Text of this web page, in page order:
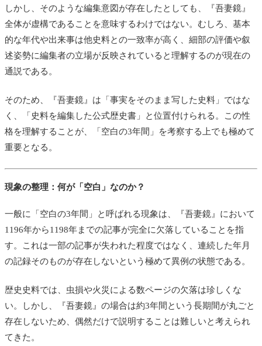
しかし、そのような編集意図が存在したとしても、『吾妻鏡』
全体が虚構であることを意味するわけではない。むしろ、基本
的な年代や出来事は他史料との一致率が高く、細部の評価や叙
述姿勢に編集者の立場が反映されていると理解するのが現在の
通説である。
そのため、『吾妻鏡』は「事実をそのまま写した史料」ではな
く、「史料を編集した公式歴史書」と位置付けられる。この性
格を理解することが、「空白の3年間」を考察する上でも極めて
重要となる。
現象の整理：何が「空白」なのか？
一般に「空白の3年間」と呼ばれる現象は、『吾妻鏡』において
1196年から1198年までの記事が完全に欠落していることを指
す。これは一部の記事が失われた程度ではなく、連続した年月
の記録そのものが存在しないという極めて異例の状態である。
歴史史料では、虫損や火災による数ページの欠落は珍しくな
い。しかし、『吾妻鏡』の場合は約3年間という長期間が丸ごと
存在しないため、偶然だけで説明することは難しいと考えられ
てきた。